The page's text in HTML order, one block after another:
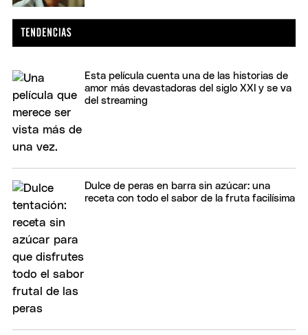
Esta película cuenta una de las historias de
amor más devastadoras del siglo XXI y se va
del streaming
Dulce de peras en barra sin azúcar: una
receta con todo el sabor de la fruta facilísima